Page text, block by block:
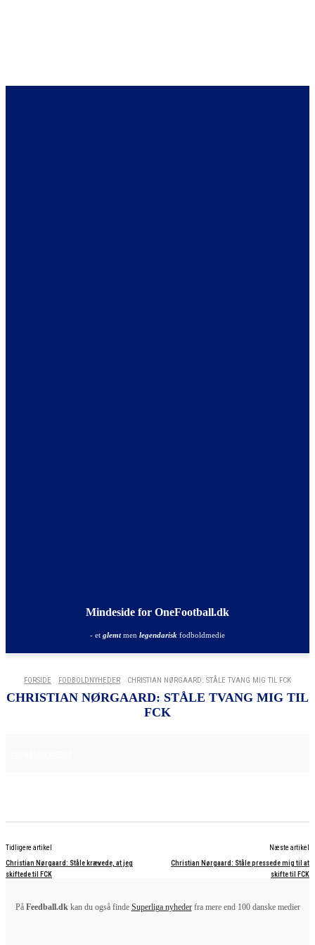
Mindeside for OneFootball.dk
- et glemtmen legendarisk fodboldmedie
FORSIDE FODBOLDNYHEDER CHRISTIAN NØRGAARD: STÅLE TVANG MIG TIL FCK
CHRISTIAN NØRGAARD: STÅLE TVANG MIG TIL
FCK
Tidligere artikel
Christian Nørgaard: Ståle krævede, at jeg
skiftede til FCK
Næste artikel
Christian Nørgaard: Ståle pressede mig til at
skifte til FCK
På Feedball.dkkan du også finde Superliga nyhederfra mere end 100 danske medier